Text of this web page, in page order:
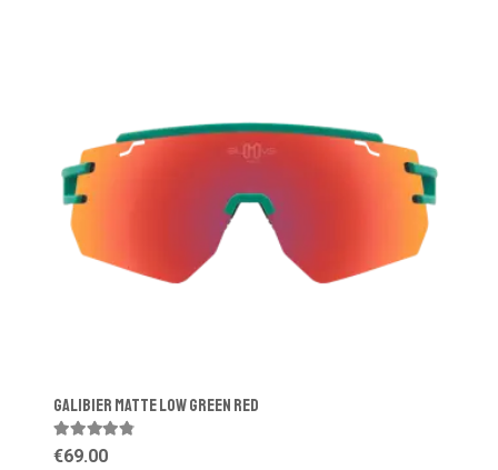
GALIBIER MATTE LOW GREEN RED
Valorado con
€69.00